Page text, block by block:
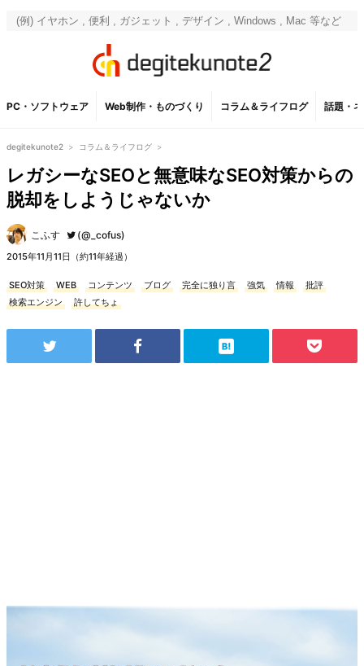
PC・ソフトウェア Web制作・ものづくり コラム＆ライフログ 話題・
degitekunote2 > コラム＆ライフログ >
レガシーなSEOと無意味なSEO対策からの
脱却をしようじゃないか
こふす (@_cofus)
2015年11月11日（約11年経過）
SEO対策 WEB コンテンツ ブログ 完全に独り言 強気 情報
批評
検索エンジン
許してちょ